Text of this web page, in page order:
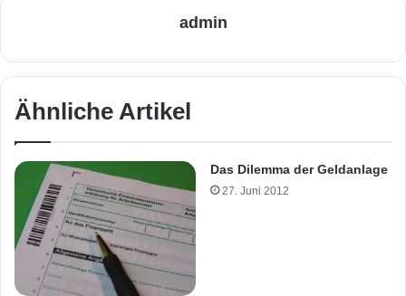
admin
Ähnliche Artikel
Das Dilemma der Geldanlage
27. Juni 2012